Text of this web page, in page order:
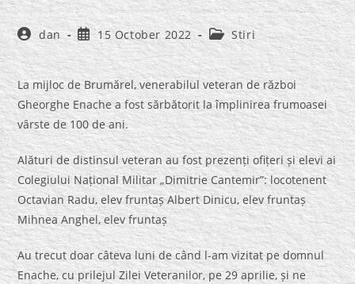
Post
author:
dan
Post
published:
15 October 2022
Post
category:
Stiri
La mijloc de Brumărel, venerabilul veteran de război
Gheorghe Enache a fost sărbătorit la împlinirea frumoasei
vârste de 100 de ani.
Alături de distinsul veteran au fost prezenți ofițeri și elevi ai
Colegiului Național Militar „Dimitrie Cantemir”: locotenent
Octavian Radu, elev fruntaș Albert Dinicu, elev fruntaș
Mihnea Anghel, elev fruntaș
Au trecut doar câteva luni de când l-am vizitat pe domnul
Enache, cu prilejul Zilei Veteranilor, pe 29 aprilie, și ne